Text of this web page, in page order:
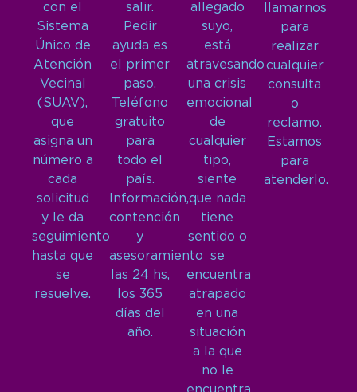
con el
Sistema
Único de
Atención
Vecinal
(SUAV),
que
asigna un
número a
cada
solicitud
y le da
seguimiento
hasta que
se
resuelve.
salir.
Pedir
ayuda es
el primer
paso.
Teléfono
gratuito
para
todo el
país.
Información,
contención
y
asesoramiento
las 24 hs,
los 365
días del
año.
allegado
suyo,
está
atravesando
una crisis
emocional
de
cualquier
tipo,
siente
que nada
tiene
sentido o
se
encuentra
atrapado
en una
situación
a la que
no le
llamarnos
para
realizar
cualquier
consulta
o
reclamo.
Estamos
para
atenderlo.